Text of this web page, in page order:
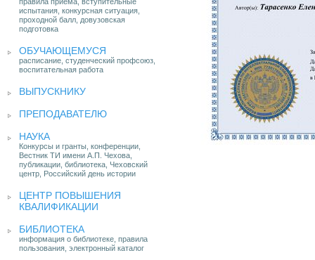
испытания, конкурсная ситуация,
проходной балл, довузовская
подготовка
ОБУЧАЮЩЕМУСЯ
расписание, студенческий профсоюз,
воспитательная работа
ВЫПУСКНИКУ
ПРЕПОДАВАТЕЛЮ
НАУКА
Конкурсы и гранты, конференции,
Вестник ТИ имени А.П. Чехова,
публикации, библиотека, Чеховский
центр, Российский день истории
ЦЕНТР ПОВЫШЕНИЯ
КВАЛИФИКАЦИИ
БИБЛИОТЕКА
информация о библиотеке, правила
пользования, электронный каталог